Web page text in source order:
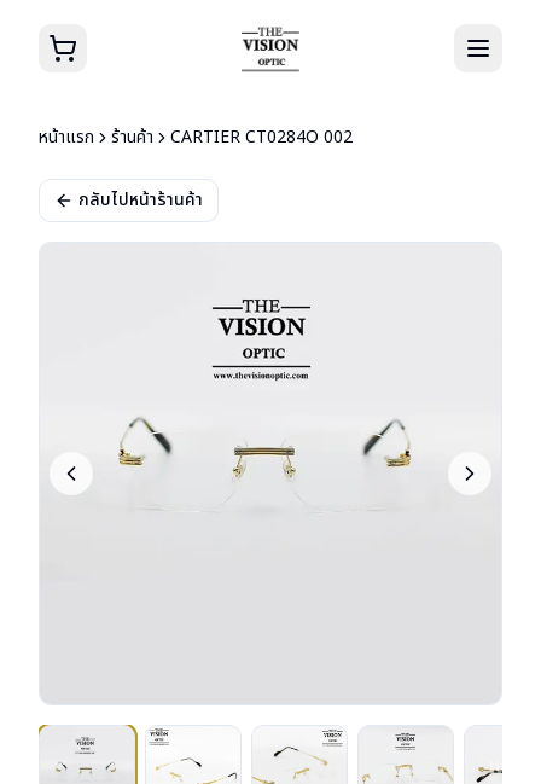
หน้าแรก ร้านค้า CARTIER CT0284O 002
กลับไปหน้าร้านค้า